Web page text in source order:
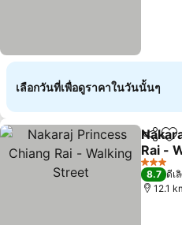
เลือกวันที่เพื่อดูราคาในวันนั้นๆ
แชร์ เ
Rai -
3 ดาว
8.7 ดีเ
12.1